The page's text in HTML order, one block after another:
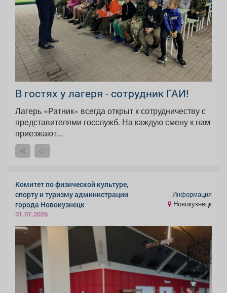
В гостях у лагеря - сотрудник ГАИ!
Лагерь «Ратник» всегда открыт к сотрудничеству с
представителями госслужб. На каждую смену к нам
приезжают...
Комитет по физической культуре,
спорту и туризму администрации
города Новокузнецк
31.07.2026
Информация
Новокузнецк